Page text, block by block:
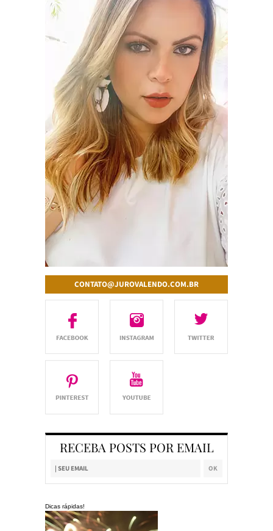
CONTATO@JUROVALENDO.COM.BR
RECEBA POSTS POR EMAIL
Dicas rápidas!